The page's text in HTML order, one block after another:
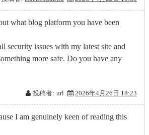
what blog platform you have been
security issues with my latest site and
more safe. Do you have any
投稿者: url 2026年4月26日 18:23
I am genuinely keen of reading this